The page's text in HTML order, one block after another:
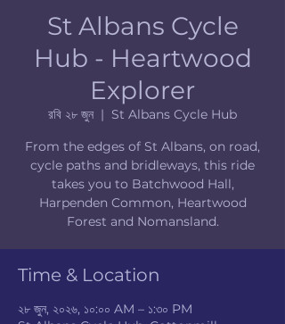
St Albans Cycle
Hub - Heartwood
Explorer
রবি ২৮ জুন
  |
St Albans Cycle Hub
From the edges of St Albans, on road,
cycle paths and bridleways, this ride
takes you to Batchwood Hall,
Harpenden Common, Heartwood
Forest and Nomansland.
Time & Location
২৮ জুন, ২০২৬, ১০:০০ AM – ১:৩০ PM